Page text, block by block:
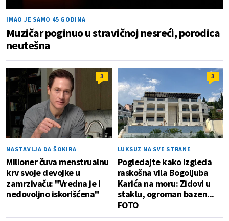
IMAO JE SAMO 45 GODINA
Muzičar poginuo u stravičnoj nesreći, porodica
neutešna
3
NASTAVLJA DA ŠOKIRA
Milioner čuva menstrualnu
krv svoje devojke u
zamrzivaču: "Vredna je i
nedovoljno iskorišćena"
3
LUKSUZ NA SVE STRANE
Pogledajte kako izgleda
raskošna vila Bogoljuba
Karića na moru: Zidovi u
staklu, ogroman bazen...
FOTO